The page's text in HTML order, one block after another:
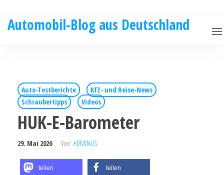
Automobil-Blog aus Deutschland
Auto-Testberichte
KfZ- und Reise-News
Schraubertipps
Videos
HUK-E-Barometer
29. Mai 2026 Von ADMINUS
teilen teilen